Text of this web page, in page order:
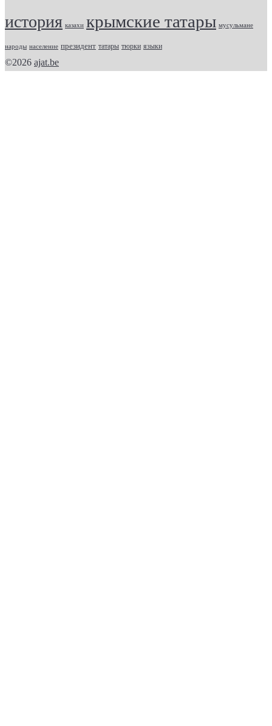
история казахи крымские татары мусульмане
народы население президент татары тюрки языки
©2026 ajat.be